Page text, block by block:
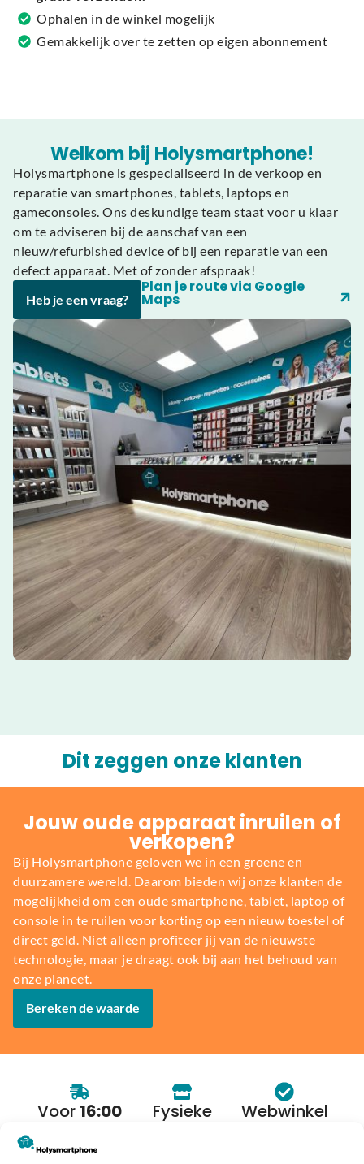
t
i
v
Ophalen in de winkel mogelijk
Gemakkelijk over te zetten op eigen abonnement
Welkom bij Holysmartphone!
Holysmartphone is gespecialiseerd in de verkoop en
reparatie van smartphones, tablets, laptops en
gameconsoles. Ons deskundige team staat voor u klaar
om te adviseren bij de aanschaf van een
nieuw/refurbished device of bij een reparatie van een
defect apparaat. Met of zonder afspraak!
Heb je een vraag?
Plan je route via Google
Maps
Dit zeggen onze klanten
Jouw oude apparaat inruilen of
verkopen?
Bij Holysmartphone geloven we in een groene en
duurzamere wereld. Daarom bieden wij onze klanten de
mogelijkheid om een oude smartphone, tablet, laptop of
console in te ruilen voor korting op een nieuw toestel of
direct geld. Niet alleen profiteer jij van de nieuwste
technologie, maar je draagt ook bij aan het behoud van
onze planeet.
Bereken de waarde
Voor 16:00
morgen in
Fysieke
Webwinkel